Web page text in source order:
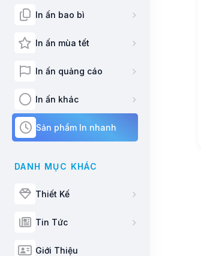
In ấn bao bì
In ấn mùa tết
In ấn quảng cáo
In ấn khác
Sản phẩm In nhanh
DANH MỤC KHÁC
Thiết Kế
Tin Tức
Giới Thiệu